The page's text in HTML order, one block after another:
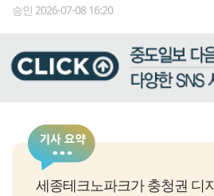
승인 2026-07-08 16:20
세종테크노파크가 충청권 디